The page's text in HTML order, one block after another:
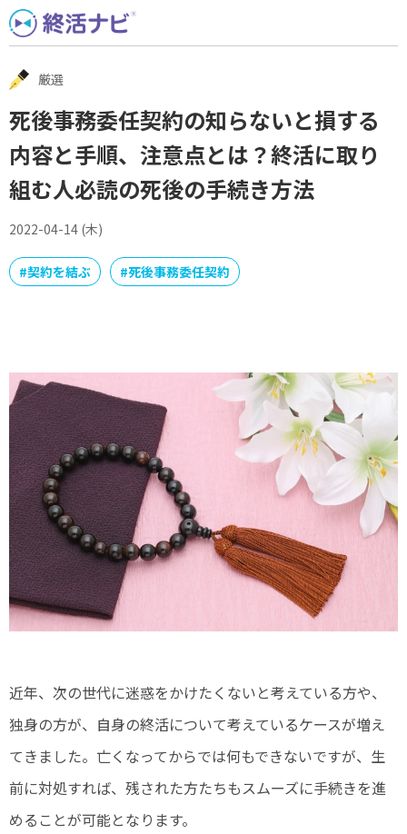
Skip
to
content
厳選
死後事務委任契約の知らないと損する
内容と手順、注意点とは？終活に取り
組む人必読の死後の手続き方法
2022-04-14 (木)
#契約を結ぶ #死後事務委任契約
近年、次の世代に迷惑をかけたくないと考えている方や、
独身の方が、自身の終活について考えているケースが増え
てきました。亡くなってからでは何もできないですが、生
前に対処すれば、残された方たちもスムーズに手続きを進
めることが可能となります。